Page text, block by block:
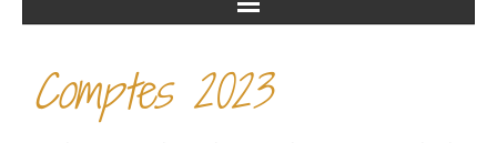
Comptes 2023